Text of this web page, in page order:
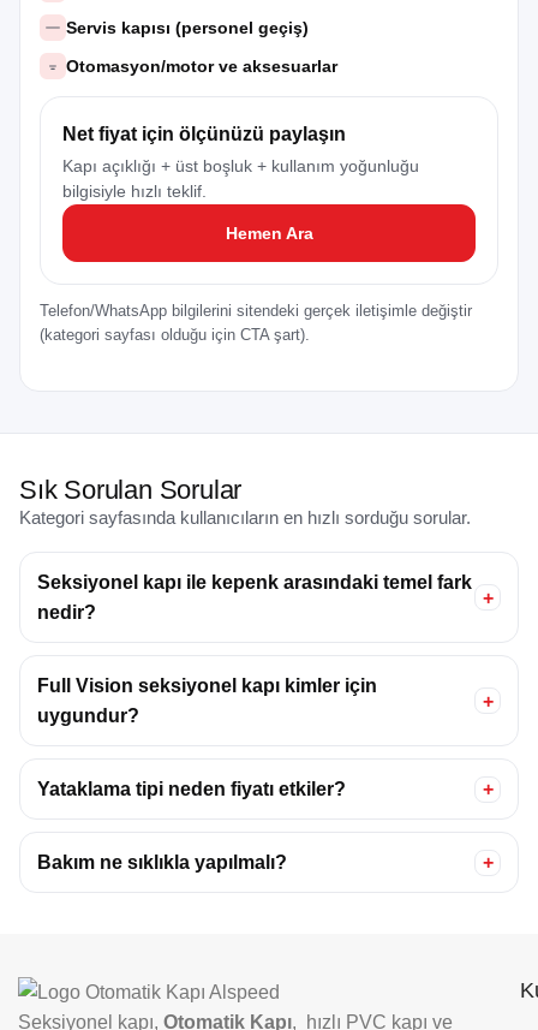
Servis kapısı (personel geçiş)
Otomasyon/motor ve aksesuarlar
Net fiyat için ölçünüzü paylaşın
Kapı açıklığı + üst boşluk + kullanım yoğunluğu
bilgisiyle hızlı teklif.
Hemen Ara
Telefon/WhatsApp bilgilerini sitendeki gerçek iletişimle değiştir
(kategori sayfası olduğu için CTA şart).
Sık Sorulan Sorular
Kategori sayfasında kullanıcıların en hızlı sorduğu sorular.
Seksiyonel kapı ile kepenk arasındaki temel fark
nedir?
+
Full Vision seksiyonel kapı kimler için
uygundur?
+
Yataklama tipi neden fiyatı etkiler? +
Bakım ne sıklıkla yapılmalı? +
Seksiyonel kapı, Otomatik Kapı, hızlı PVC kapı ve